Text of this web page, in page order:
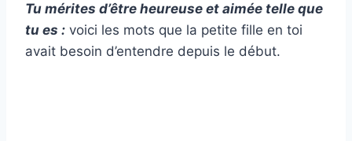
Tu mérites d’être heureuse et aimée telle que
tu es : voici les mots que la petite fille en toi
avait besoin d’entendre depuis le début.